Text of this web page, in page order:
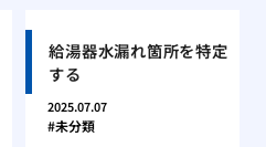
給湯器水漏れ箇所を特定
する
2025.07.07
未分類